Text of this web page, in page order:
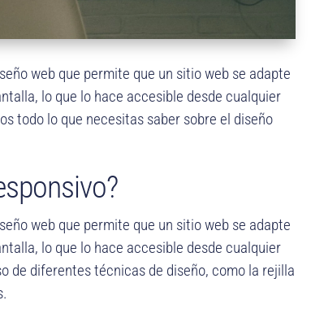
web que permite que un sitio web se adapte
lo que lo hace accesible desde cualquier
todo lo que necesitas saber sobre el diseño
web que permite que un sitio web se adapte
lo que lo hace accesible desde cualquier
de diferentes técnicas de diseño, como la rejilla